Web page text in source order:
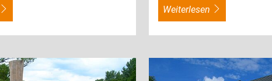
weiterlesen